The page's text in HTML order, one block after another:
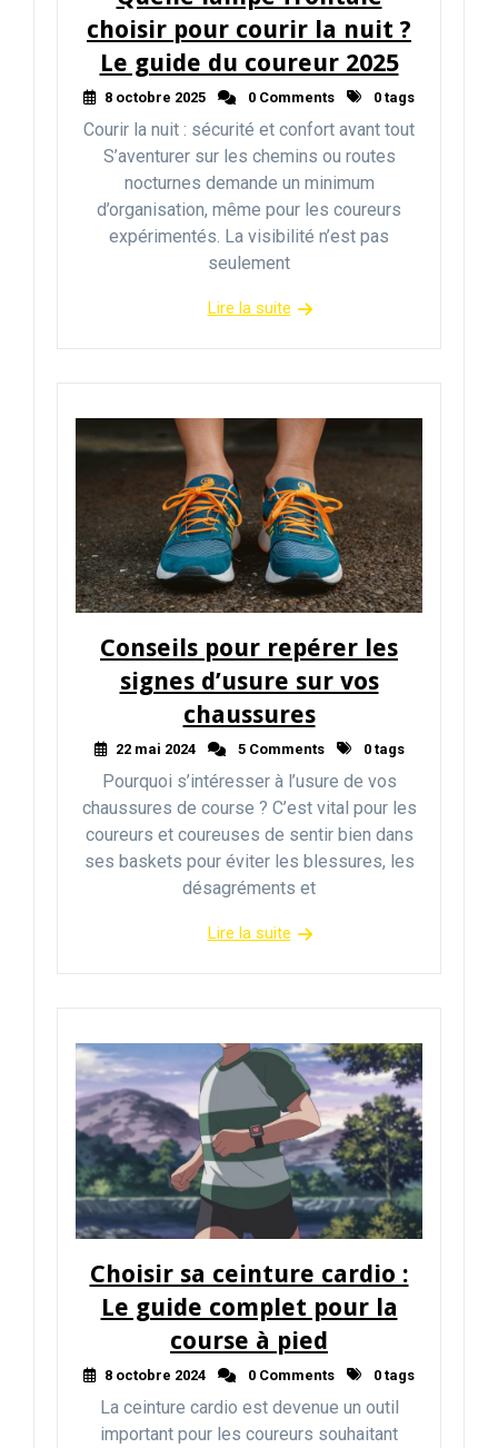
choisir pour courir la nuit ?
Le guide du coureur 2025
8 octobre 2025 0 Comments 0 tags
Courir la nuit : sécurité et confort avant tout
S’aventurer sur les chemins ou routes
nocturnes demande un minimum
d’organisation, même pour les coureurs
expérimentés. La visibilité n’est pas
seulement
Lire la suite
Conseils pour repérer les
signes d’usure sur vos
chaussures
22 mai 2024 5 Comments 0 tags
Pourquoi s’intéresser à l’usure de vos
chaussures de course ? C’est vital pour les
coureurs et coureuses de sentir bien dans
ses baskets pour éviter les blessures, les
désagréments et
Lire la suite
Choisir sa ceinture cardio :
Le guide complet pour la
course à pied
8 octobre 2024 0 Comments 0 tags
La ceinture cardio est devenue un outil
important pour les coureurs souhaitant